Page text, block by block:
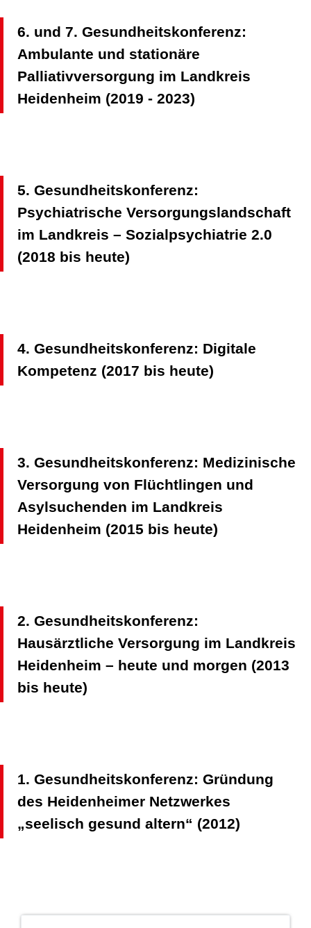
6. und 7. Gesundheitskonferenz:
Ambulante und stationäre
Palliativversorgung im Landkreis
Heidenheim (2019 - 2023)
5. Gesundheitskonferenz:
Psychiatrische Versorgungslandschaft
im Landkreis – Sozialpsychiatrie 2.0
(2018 bis heute)
4. Gesundheitskonferenz: Digitale
Kompetenz (2017 bis heute)
3. Gesundheitskonferenz: Medizinische
Versorgung von Flüchtlingen und
Asylsuchenden im Landkreis
Heidenheim (2015 bis heute)
2. Gesundheitskonferenz:
Hausärztliche Versorgung im Landkreis
Heidenheim – heute und morgen (2013
bis heute)
1. Gesundheitskonferenz: Gründung
des Heidenheimer Netzwerkes
„seelisch gesund altern“ (2012)